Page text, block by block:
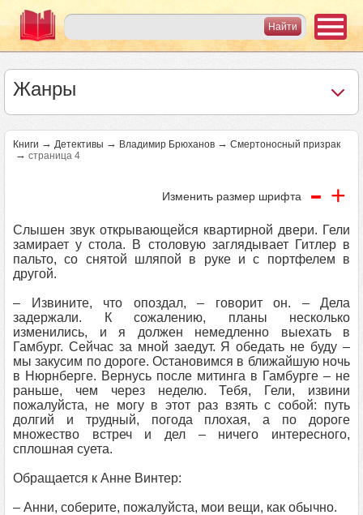
Жанры
Книги → Детективы → Владимир Брюханов → Смертоносный призрак
→ страница 4
Изменить размер шрифта - +
Слышен звук открывающейся квартирной двери. Гели
замирает у стола. В столовую заглядывает Гитлер в
пальто, со снятой шляпой в руке и с портфелем в
другой.
– Извините, что опоздал, – говорит он. – Дела
задержали. К сожалению, планы несколько
изменились, и я должен немедленно выехать в
Гамбург. Сейчас за мной заедут. Я обедать не буду –
мы закусим по дороге. Остановимся в ближайшую ночь
в Нюрнберге. Вернусь после митинга в Гамбурге – не
раньше, чем через неделю. Тебя, Гели, извини
пожалуйста, не могу в этот раз взять с собой: путь
долгий и трудный, погода плохая, а по дороге
множество встреч и дел – ничего интересного,
сплошная суета.
Обращается к Анне Винтер:
– Анни, соберите, пожалуйста, мои вещи, как обычно.